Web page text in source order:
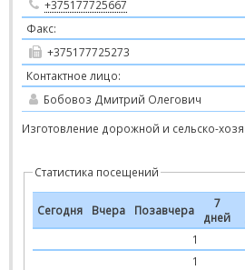
+375177725667
Факс:
+375177725273
Контактное лицо:
Бобовоз Дмитрий Олегович
Изготовление дорожной и сельско-
Статистика посещений
Сегодня Вчера Позавчера
7
дней
1
1